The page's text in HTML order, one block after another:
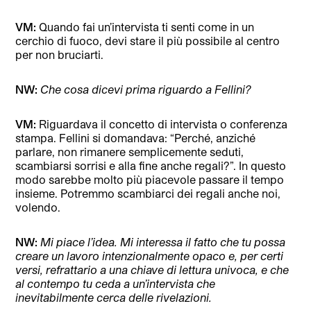
VM: Quando fai un’intervista ti senti come in un
cerchio di fuoco, devi stare il più possibile al centro
per non bruciarti.
NW: Che cosa dicevi prima riguardo a Fellini?
VM: Riguardava il concetto di intervista o conferenza
stampa. Fellini si domandava: “Perché, anziché
parlare, non rimanere semplicemente seduti,
scambiarsi sorrisi e alla fine anche regali?”. In questo
modo sarebbe molto più piacevole passare il tempo
insieme. Potremmo scambiarci dei regali anche noi,
volendo.
NW: Mi piace l’idea. Mi interessa il fatto che tu possa
creare un lavoro intenzionalmente opaco e, per certi
versi, refrattario a una chiave di lettura univoca, e che
al contempo tu ceda a un’intervista che
inevitabilmente cerca delle rivelazioni.